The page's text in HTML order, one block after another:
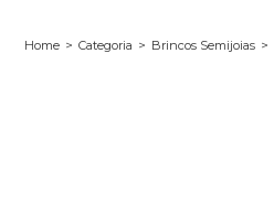
Home > Categoria > Brincos Semijoias >